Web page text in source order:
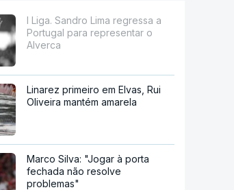
o
I Liga. Sandro Lima regressa a
Portugal para representar o
Alverca
Linarez primeiro em Elvas, Rui
Oliveira mantém amarela
Marco Silva: "Jogar à porta
fechada não resolve
problemas"